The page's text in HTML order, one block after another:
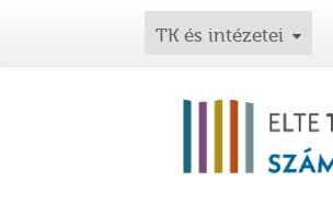
TK és intézetei